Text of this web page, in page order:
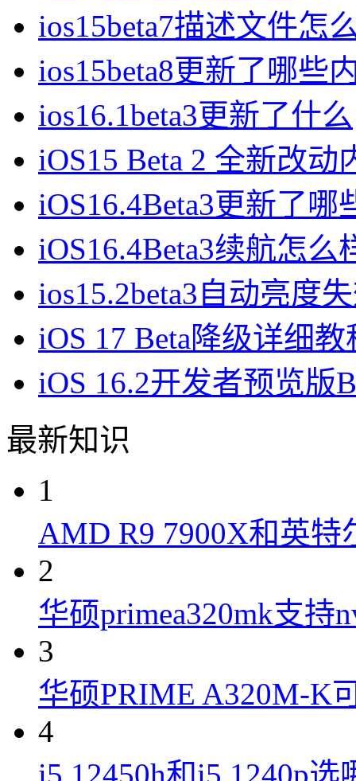
ios15beta7描述文件怎
ios15beta8更新了哪些
ios16.1beta3更新了什么
iOS15 Beta 2 全新改动
iOS16.4Beta3更新了哪
iOS16.4Beta3续航怎么
ios15.2beta3自动亮度
iOS 17 Beta降级详细教
iOS 16.2开发者预览版
最新知识
1
AMD R9 7900X和英特
2
华硕primea320mk支持
3
华硕PRIME A320M-K
4
i5 12450h和i5 1240p选